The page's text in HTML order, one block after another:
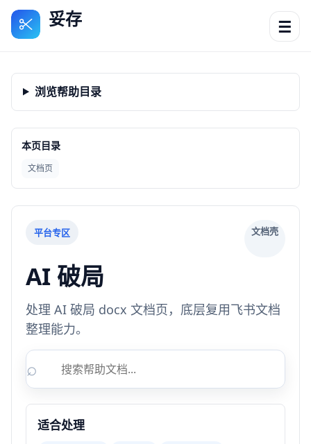
妥存 ☰
浏览帮助目录
平台专区 文档壳
AI 破局
处理 AI 破局 docx 文档页，底层复用飞书文档
整理能力。
⌕
适合处理
本页目录
文档页